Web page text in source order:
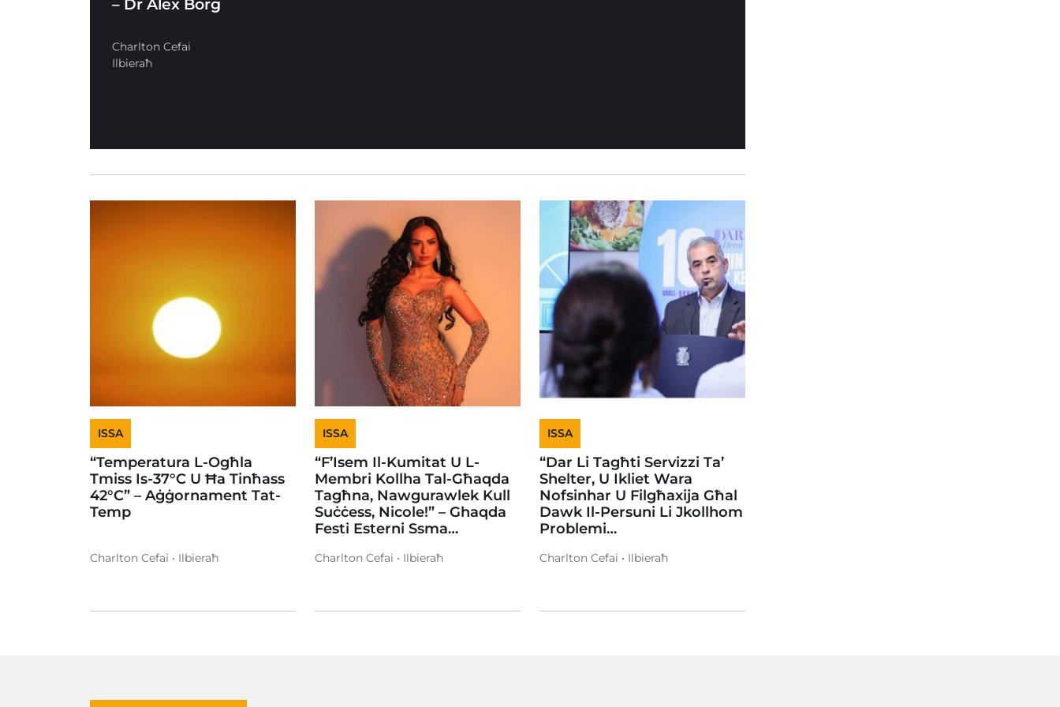
Charlton Cefai
Ilbieraħ
ISSA
“Temperatura L-Ogħla
Tmiss Is-37°C U Ħa Tinħass
42°C” – Aġġornament Tat-
Temp
Charlton Cefai • Ilbieraħ
ISSA
“F’Isem Il-Kumitat U L-
Membri Kollha Tal-Għaqda
Tagħna, Nawgurawlek Kull
Suċċess, Nicole!” – Ghaqda
Festi Esterni Ssma…
Charlton Cefai • Ilbieraħ
ISSA
“Dar Li Tagħti Servizzi Ta’
Shelter, U Ikliet Wara
Nofsinhar U Filgħaxija Għal
Dawk Il-Persuni Li Jkollhom
Problemi…
Charlton Cefai • Ilbieraħ